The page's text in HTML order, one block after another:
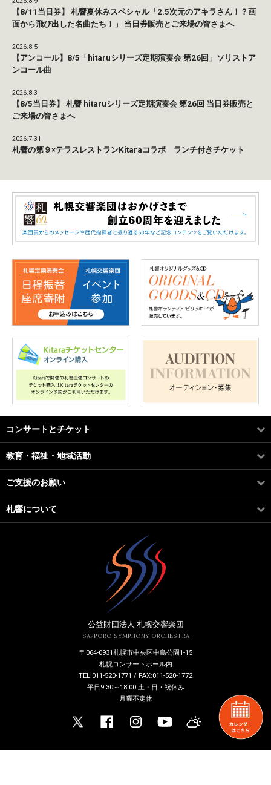
【8/11当日券】 札響夏休みスペシャル「2.5次元のアキラさん！？画
面から飛び出した名曲たち！」 当日券販売とご来場の皆さまへ
2026.8.5
【アンコール】8/5「hitaruシリーズ定期演奏会 第26回」ソリストア
ンコール曲
2026.8.3
【8/5当日券】 札響 hitaruシリーズ定期演奏会 第26回 当日券販売と
ご来場の皆さまへ
2026.7.31
札響の第９×テラスレストランKitaraコラボ ランチ付きチケット
コンサートとチケット
教育・福祉・地域活動
ご支援のお願い
札響について
公益財団法人 札幌交響楽団
SAPPORO SYMPHONY ORCHESTRA
〒064-0931札幌市中央区中島公園1-15
札幌コンサートホール内
TEL:011-520-1771 / FAX:011-520-1772
平日9:30～18:00 土・日・祝休み
月曜不定休